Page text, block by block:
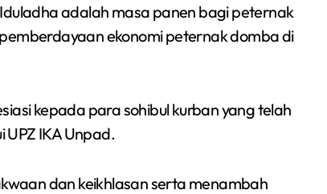
adalah masa panen bagi peternak
ekonomi peternak domba di
kepada para sohibul kurban yang telah
IKA Unpad.
dan keikhlasan serta menambah